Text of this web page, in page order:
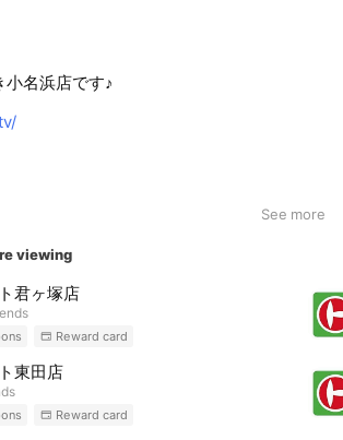
名浜店です♪
See more
viewing
君ヶ塚店
Reward card
東田店
Reward card